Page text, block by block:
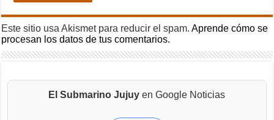
Este sitio usa Akismet para reducir el spam.Aprende cómo se
procesan los datos de tus comentarios.
El Submarino Jujuy en Google Noticias